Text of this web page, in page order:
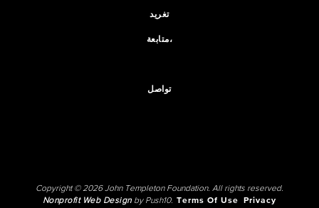
تغريد
متابعة،
تواصل
Copyright © 2026 John Templeton Foundation. All rights reserved.
Nonprofit Web Designby Push10. Terms Of Use
Privacy